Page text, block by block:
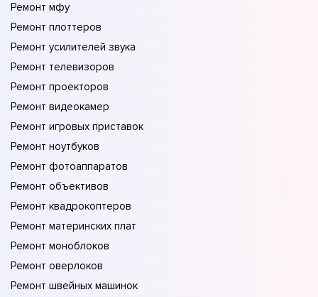
Ремонт мфу
Ремонт плоттеров
Ремонт усилителей звука
Ремонт телевизоров
Ремонт проекторов
Ремонт видеокамер
Ремонт игровых приставок
Ремонт ноутбуков
Ремонт фотоаппаратов
Ремонт объективов
Ремонт квадрокоптеров
Ремонт материнских плат
Ремонт моноблоков
Ремонт оверлоков
Ремонт швейных машинок